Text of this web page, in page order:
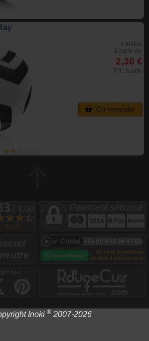
4 tailles
à partir de
2,30 €
TTC l'unite
Commander
Inoki ®2007-2026